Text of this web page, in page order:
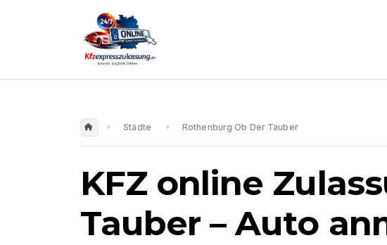
Städte Rothenburg Ob Der Tauber
KFZ online
Tauber – Auto